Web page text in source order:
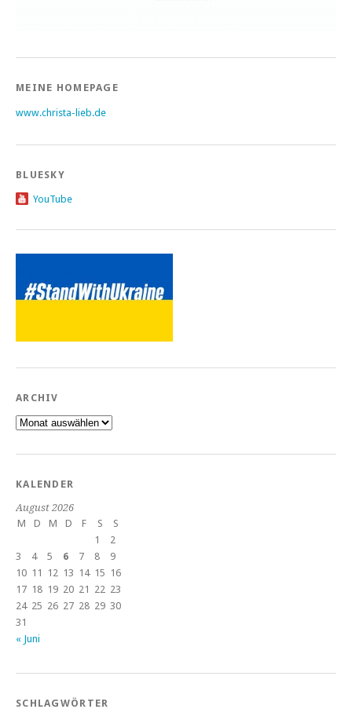
MEINE HOMEPAGE
www.christa-lieb.de
BLUESKY
YouTube
ARCHIV
Archiv
KALENDER
August 2026
M
D M D F S S
« Juni
1
2
3
4 5 6 7 8
9
10 11 12 13 14 15 16
17 18 19 20 21 22 23
24 25 26 27 28 29 30
31
SCHLAGWÖRTER